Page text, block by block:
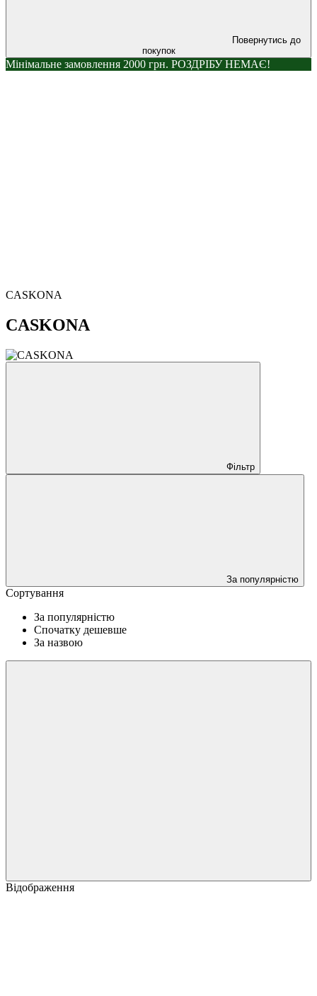
Повернутись до
покупок
Мінімальне замовлення 2000 грн. РОЗДРІБУ НЕМАЄ!
CASKONA
CASKONA
Фільтр
За популярністю
Сортування
За популярністю
Спочатку дешевше
За назвою
Відображення